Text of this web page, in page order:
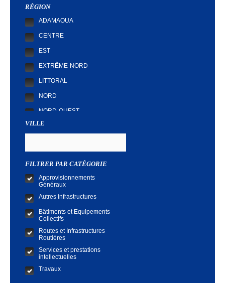
RÉGION
ADAMAOUA
CENTRE
EST
EXTRÊME-NORD
LITTORAL
NORD
NORD-OUEST
SUD
VILLE
FILTRER PAR CATÉGORIE
Approvisionnements
Généraux
Autres infrastructures
Bâtiments et Equipements
Collectifs
Routes et Infrastructures
Routières
Services et prestations
intellectuelles
Travaux